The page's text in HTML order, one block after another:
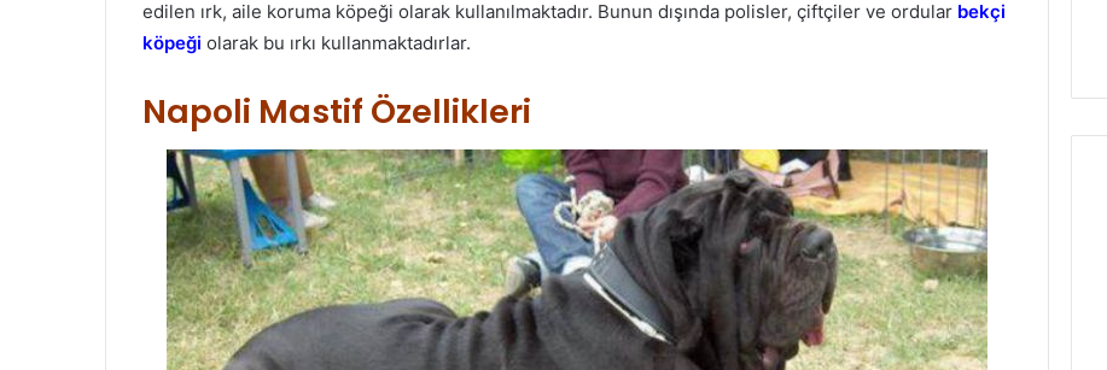
edilen ırk, aile koruma köpeği olarak kullanılmaktadır. Bunun dışında polisler, çiftçiler ve ordular bekçi
köpeği olarak bu ırkı kullanmaktadırlar.
Napoli Mastif Özellikleri